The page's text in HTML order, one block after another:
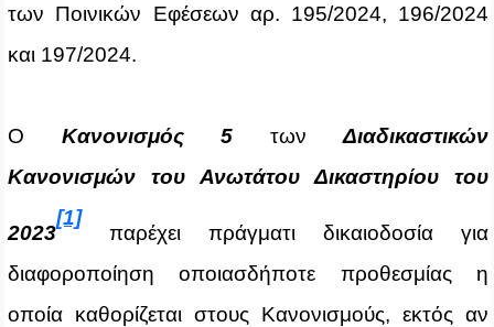
των Ποινικών Εφέσεων αρ. 195/2024, 196/2024
και 197/2024.
Ο Κανονισμός 5 τωνΔιαδικαστικών
Κανονισμών του Ανωτάτου Δικαστηρίου του
2023
[1]
παρέχει πράγματι δικαιοδοσία για
διαφοροποίηση οποιασδήποτε προθεσμίας η
οποία καθορίζεται στους Κανονισμούς, εκτός αν